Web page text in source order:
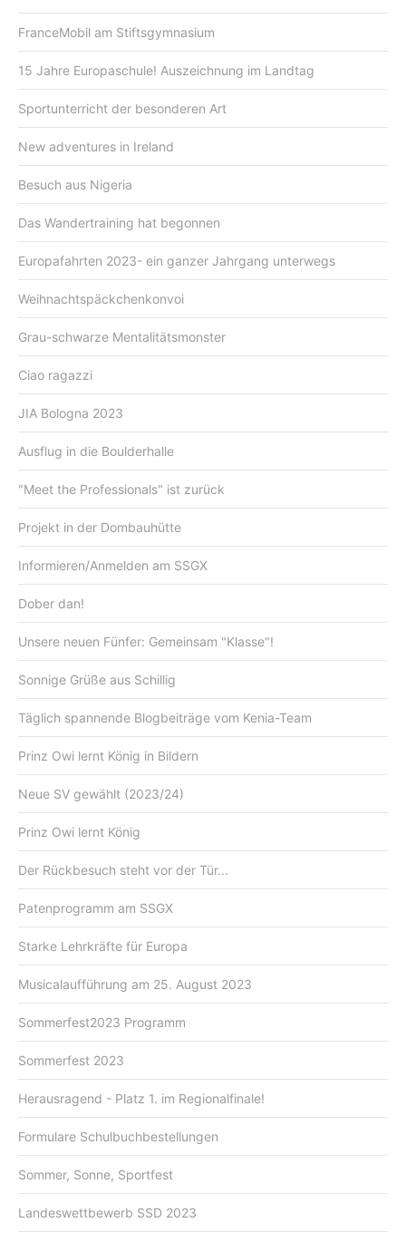
FranceMobil am Stiftsgymnasium
15 Jahre Europaschule! Auszeichnung im Landtag
Sportunterricht der besonderen Art
New adventures in Ireland
Besuch aus Nigeria
Das Wandertraining hat begonnen
Europafahrten 2023- ein ganzer Jahrgang unterwegs
Weihnachtspäckchenkonvoi
Grau-schwarze Mentalitätsmonster
Ciao ragazzi
JIA Bologna 2023
Ausflug in die Boulderhalle
"Meet the Professionals" ist zurück
Projekt in der Dombauhütte
Informieren/Anmelden am SSGX
Dober dan!
Unsere neuen Fünfer: Gemeinsam "Klasse"!
Sonnige Grüße aus Schillig
Täglich spannende Blogbeiträge vom Kenia-Team
Prinz Owi lernt König in Bildern
Neue SV gewählt (2023/24)
Prinz Owi lernt König
Der Rückbesuch steht vor der Tür...
Patenprogramm am SSGX
Starke Lehrkräfte für Europa
Musicalaufführung am 25. August 2023
Sommerfest2023 Programm
Sommerfest 2023
Herausragend - Platz 1. im Regionalfinale!
Formulare Schulbuchbestellungen
Sommer, Sonne, Sportfest
Landeswettbewerb SSD 2023